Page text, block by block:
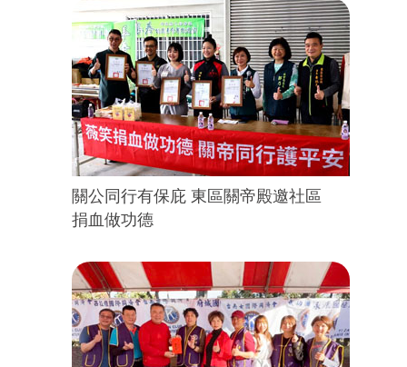
關公同行有保庇 東區關帝殿邀社區
捐血做功德